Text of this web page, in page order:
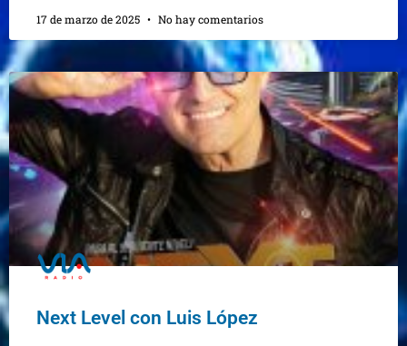
17 de marzo de 2025 No hay comentarios
Next Level con Luis López